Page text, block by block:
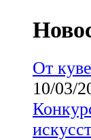
От
10/03/